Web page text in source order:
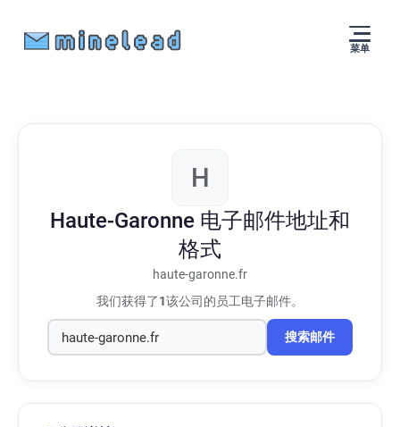
菜单
H
Haute-Garonne 电子邮件地址和
格式
haute-garonne.fr
我们获得了1该公司的员工电子邮件。
搜索邮件